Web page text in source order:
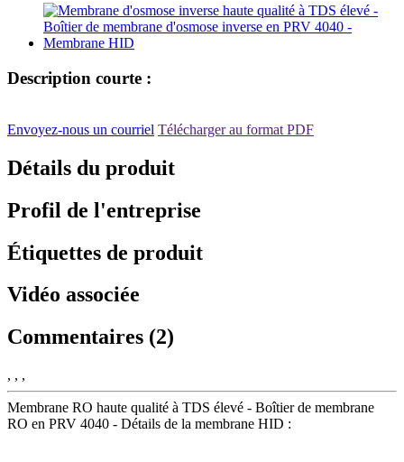
Description courte :
Envoyez-nous un courriel Télécharger au format PDF
Détails du produit
Profil de l'entreprise
Étiquettes de produit
Vidéo associée
Commentaires (2)
, , ,
Membrane RO haute qualité à TDS élevé - Boîtier de membrane
RO en PRV 4040 - Détails de la membrane HID :